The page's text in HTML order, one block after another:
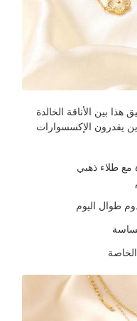
هذا بين الأناقة الخالدة
يقدرون الإكسسوارات
مع طلاء ذهبي
طوال اليوم